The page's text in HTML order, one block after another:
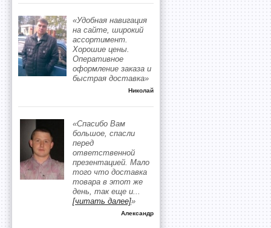
«Удобная навигация
на сайте, широкий
ассортимент.
Хорошие цены.
Оперативное
оформление заказа и
быстрая доставка»
Николай
«Спасибо Вам
большое, спасли
перед
ответственной
презентацией. Мало
того что доставка
товара в этот же
день, так еще и...
[читать далее]»
Александр